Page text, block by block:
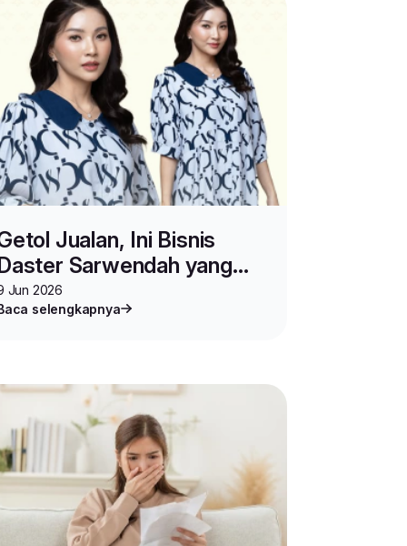
Jualan, Ini Bisnis
Sarwendah yang
Manis
Jun 2026
selengkapnya